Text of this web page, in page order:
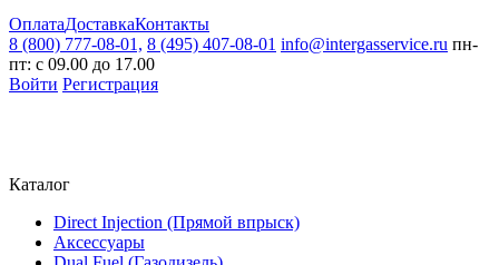
ОплатаДоставкаКонтакты
8 (800) 777-08-01, 8 (495) 407-08-01 info@intergasservice.ru пн-
пт: с 09.00 до 17.00
Войти Регистрация
Каталог
Direct Injection (Прямой впрыск)
Аксессуары